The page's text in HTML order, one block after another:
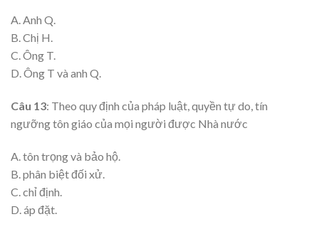
A. Anh Q.
B. Chị H.
C. Ông T.
D. Ông T và anh Q.
Câu 13: Theo quy định của pháp luật, quyền tự do, tín
ngưỡng tôn giáo của mọi người được Nhà nước
A. tôn trọng và bảo hộ.
B. phân biệt đối xử.
C. chỉ định.
D. áp đặt.